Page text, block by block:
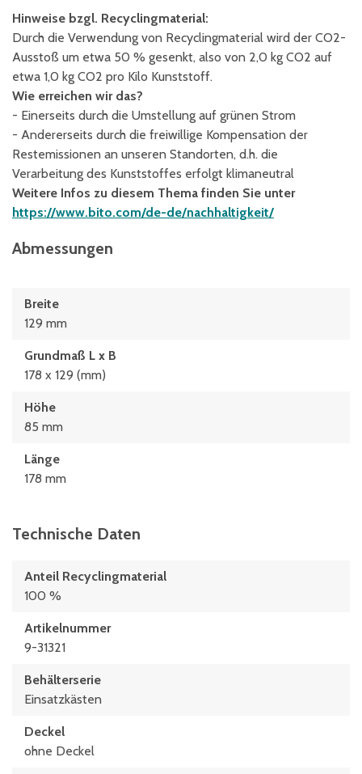
Hinweise bzgl. Recyclingmaterial:
Durch die Verwendung von Recyclingmaterial wird der CO2-
Ausstoß um etwa 50 % gesenkt, also von 2,0 kg CO2 auf
etwa 1,0 kg CO2 pro Kilo Kunststoff.
Wie erreichen wir das?
- Einerseits durch die Umstellung auf grünen Strom
- Andererseits durch die freiwillige Kompensation der
Restemissionen an unseren Standorten, d.h. die
Verarbeitung des Kunststoffes erfolgt klimaneutral
Weitere Infos zu diesem Thema finden Sie unter
https://www.bito.com/de-de/nachhaltigkeit/
Abmessungen
Breite
129 mm
Grundmaß L x B
178 x 129 (mm)
Höhe
85 mm
Länge
178 mm
Technische Daten
Anteil Recyclingmaterial
100 %
Artikelnummer
9-31321
Behälterserie
Einsatzkästen
Deckel
ohne Deckel